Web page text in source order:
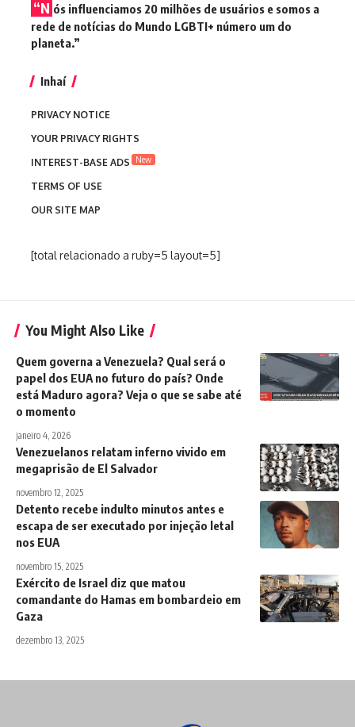
“N ós influenciamos 20 milhões de usuários e somos a
rede de notícias do Mundo LGBTI+ número um do
planeta.”
Inhaí
PRIVACY NOTICE
YOUR PRIVACY RIGHTS
INTEREST-BASE ADS
New
TERMS OF USE
OUR SITE MAP
[total relacionado a ruby=5 layout=5]
You Might Also Like
Quem governa a Venezuela? Qual será o
papel dos EUA no futuro do país? Onde
está Maduro agora? Veja o que se sabe até
o momento
janeiro 4, 2026
Venezuelanos relatam inferno vivido em
megaprisão de El Salvador
novembro 12, 2025
Detento recebe indulto minutos antes e
escapa de ser executado por injeção letal
nos EUA
novembro 15, 2025
Exército de Israel diz que matou
comandante do Hamas em bombardeio em
Gaza
dezembro 13, 2025